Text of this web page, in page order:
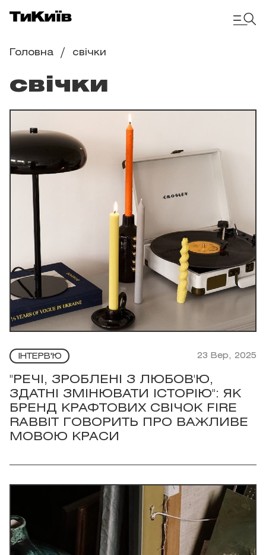
Головна свічки
свічки
ІНТЕРВ'Ю 23 Вер, 2025
"РЕЧІ, ЗРОБЛЕНІ З ЛЮБОВ'Ю,
ЗДАТНІ ЗМІНЮВАТИ ІСТОРІЮ": ЯК
БРЕНД КРАФТОВИХ СВІЧОК FIRE
RABBIT ГОВОРИТЬ ПРО ВАЖЛИВЕ
МОВОЮ КРАСИ